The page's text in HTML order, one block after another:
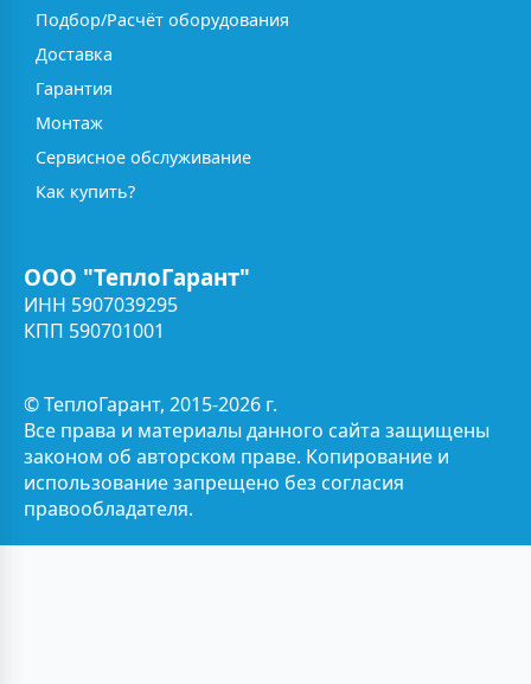
Подбор/Расчёт оборудования
Доставка
Гарантия
Монтаж
Сервисное обслуживание
Как купить?
ООО "ТеплоГарант"
ИНН 5907039295
КПП 590701001
© ТеплоГарант, 2015-2026 г.
Все права и материалы данного сайта защищены
законом об авторском праве. Копирование и
использование запрещено без согласия
правообладателя.